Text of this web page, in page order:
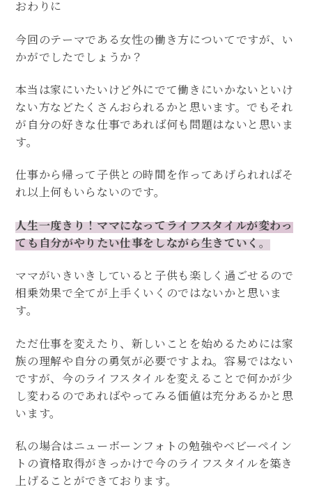
おわりに
今回のテーマである女性の働き方についてですが、い
かがでしたでしょうか？
本当は家にいたいけど外にでて働きにいかないといけ
ない方などたくさんおられるかと思います。でもそれ
が自分の好きな仕事であれば何も問題はないと思いま
す。
仕事から帰って子供との時間を作ってあげられればそ
れ以上何もいらないのです。
人生一度きり！ママになってライフスタイルが変わっ
ても自分がやりたい仕事をしながら生きていく。
ママがいきいきしていると子供も楽しく過ごせるので
相乗効果で全てが上手くいくのではないかと思いま
す。
ただ仕事を変えたり、新しいことを始めるためには家
族の理解や自分の勇気が必要ですよね。容易ではない
ですが、今のライフスタイルを変えることで何かが少
し変わるのであればやってみる価値は充分あるかと思
います。
私の場合はニューボーンフォトの勉強やベビーペイン
トの資格取得がきっかけで今のライフスタイルを築き
上げることができております。